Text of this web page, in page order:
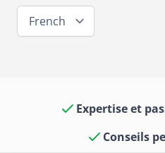
French
Expertise et
Conseils